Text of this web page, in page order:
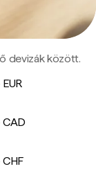
devizák között.
CAD
CHF